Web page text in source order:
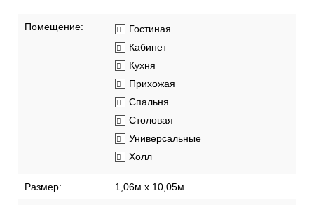
Помещение:
Гостиная
Кабинет
Кухня
Прихожая
Спальня
Столовая
Универсальные
Холл
Размер: 1,06м х 10,05м